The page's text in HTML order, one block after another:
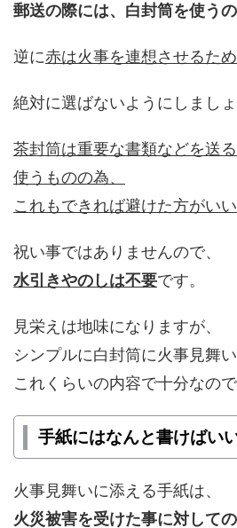
郵送の際には、白封筒を使う
逆に赤は火事を連想させるた
絶対に選ばないようにしましょ
茶封筒は重要な書類などを送
使うものの為、
これもできれば避けた方がい
祝い事ではありませんので、
水引きやのしは不要です。
見栄えは地味になりますが、
シンプルに白封筒に火事見舞い
これくらいの内容で十分なので
手紙にはなんと書けばい
火事見舞いに添える手紙は、
火災被害を受けた事に対しての